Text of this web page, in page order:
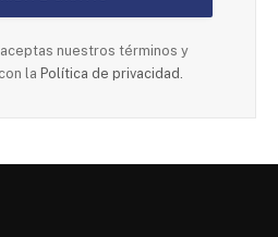
nuestros términos y
la Política de privacidad.